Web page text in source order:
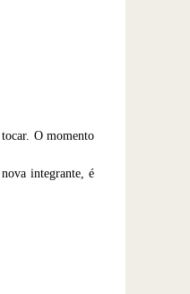
O momento
integrante, é